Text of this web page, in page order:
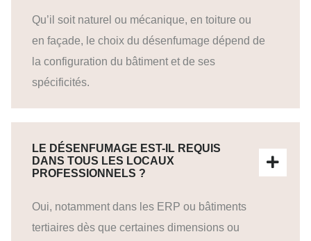
Qu’il soit naturel ou mécanique, en toiture ou
en façade, le choix du désenfumage dépend de
la configuration du bâtiment et de ses
spécificités.
LE DÉSENFUMAGE EST-IL REQUIS
DANS TOUS LES LOCAUX
PROFESSIONNELS ?
Oui, notamment dans les ERP ou bâtiments
tertiaires dès que certaines dimensions ou